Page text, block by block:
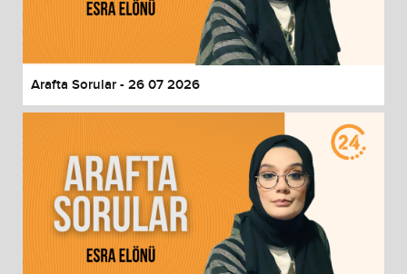
End of dialog window.
Arafta Sorular - 26 07 2026